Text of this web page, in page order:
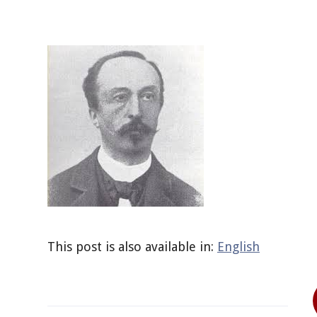
This post is also available in: English